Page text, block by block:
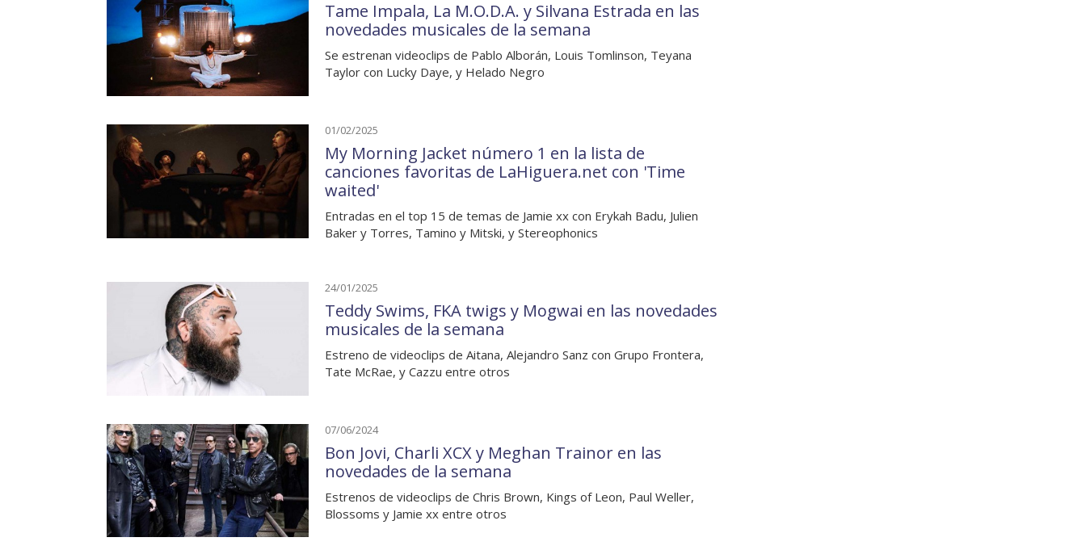
Tame Impala, La M.O.D.A. y Silvana Estrada en las
novedades musicales de la semana
Se estrenan videoclips de Pablo Alborán, Louis Tomlinson, Teyana
Taylor con Lucky Daye, y Helado Negro
01/02/2025
My Morning Jacket número 1 en la lista de
canciones favoritas de LaHiguera.net con 'Time
waited'
Entradas en el top 15 de temas de Jamie xx con Erykah Badu, Julien
Baker y Torres, Tamino y Mitski, y Stereophonics
24/01/2025
Teddy Swims, FKA twigs y Mogwai en las novedades
musicales de la semana
Estreno de videoclips de Aitana, Alejandro Sanz con Grupo Frontera,
Tate McRae, y Cazzu entre otros
07/06/2024
Bon Jovi, Charli XCX y Meghan Trainor en las
novedades de la semana
Estrenos de videoclips de Chris Brown, Kings of Leon, Paul Weller,
Blossoms y Jamie xx entre otros